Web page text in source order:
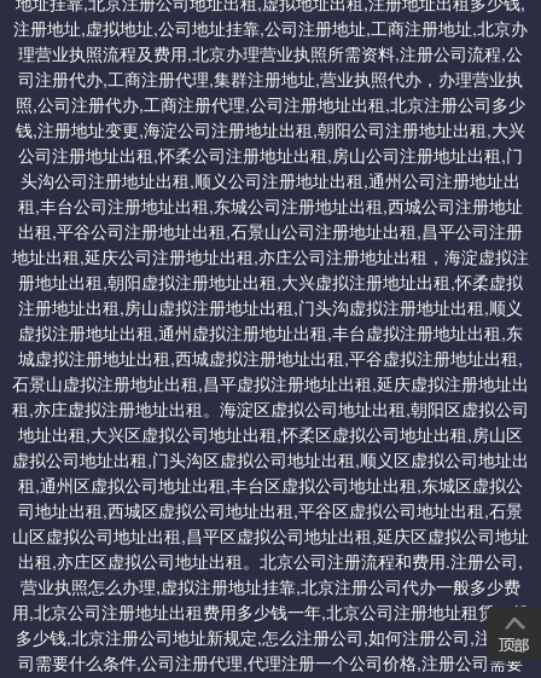
1、小规模 2000起/年,位置在北七家
2、一次性收费地址 5000（个人产权地址）
提供北京一次性收费永久免费使用的地址：交一次钱，以后地址不
需要续费。
一：顺义集中办公区虚拟地址：5000/一次性收费永久免费。
二：平谷一次性收费地址：4000
三：延庆科技园区地址：5000/一次性收费永久免费
四：怀柔一次性收费地址：4000起/一次性收费
五：北京经济开发区虚拟地址（大兴）：7000 新注册/一次性收费
商行政管理局核定，即发放工商企业营业执照，并公告企业成立。
注册地址,虚拟地址,公司地址挂靠,公司注册地址,工商注册地址,北京办
理营业执照流程及费用,北京办理营业执照所需资料,注册公司流程,公
司注册代办,工商注册代理,集群注册地址,营业执照代办，办理营业执
照,公司注册代办,工商注册代理,公司注册地址出租,北京注册公司多少
钱,注册地址变更,海淀公司注册地址出租,朝阳公司注册地址出租,大兴
公司注册地址出租,怀柔公司注册地址出租,房山公司注册地址出租,门
头沟公司注册地址出租,顺义公司注册地址出租,通州公司注册地址出
租,丰台公司注册地址出租,东城公司注册地址出租,西城公司注册地址
出租,平谷公司注册地址出租,石景山公司注册地址出租,昌平公司注册
地址出租,延庆公司注册地址出租,亦庄公司注册地址出租，海淀虚拟注
册地址出租,朝阳虚拟注册地址出租,大兴虚拟注册地址出租,怀柔虚拟
注册地址出租,房山虚拟注册地址出租,门头沟虚拟注册地址出租,顺义
虚拟注册地址出租,通州虚拟注册地址出租,丰台虚拟注册地址出租,东
城虚拟注册地址出租,西城虚拟注册地址出租,平谷虚拟注册地址出租,
石景山虚拟注册地址出租,昌平虚拟注册地址出租,延庆虚拟注册地址出
租,亦庄虚拟注册地址出租。海淀区虚拟公司地址出租,朝阳区虚拟公司
地址出租,大兴区虚拟公司地址出租,怀柔区虚拟公司地址出租,房山区
虚拟公司地址出租,门头沟区虚拟公司地址出租,顺义区虚拟公司地址出
租,通州区虚拟公司地址出租,丰台区虚拟公司地址出租,东城区虚拟公
司地址出租,西城区虚拟公司地址出租,平谷区虚拟公司地址出租,石景
山区虚拟公司地址出租,昌平区虚拟公司地址出租,延庆区虚拟公司地址
出租,亦庄区虚拟公司地址出租。北京公司注册流程和费用.注册公司,
营业执照怎么办理,虚拟注册地址挂靠,北京注册公司代办一般多少费
用,北京公司注册地址出租费用多少钱一年,北京公司注册地址租赁一般
多少钱,北京注册公司地址新规定,怎么注册公司,如何注册公司,注册公
司需要什么条件,公司注册代理,代理注册一个公司价格,注册公司需要